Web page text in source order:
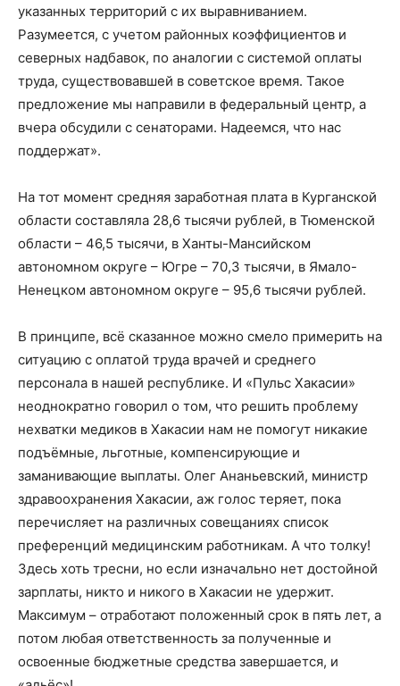
указанных территорий с их выравниванием.
Разумеется, с учетом районных коэффициентов и
северных надбавок, по аналогии с системой оплаты
труда, существовавшей в советское время. Такое
предложение мы направили в федеральный центр, а
вчера обсудили с сенаторами. Надеемся, что нас
поддержат».
На тот момент средняя заработная плата в Курганской
области составляла 28,6 тысячи рублей, в Тюменской
области – 46,5 тысячи, в Ханты-Мансийском
автономном округе – Югре – 70,3 тысячи, в Ямало-
Ненецком автономном округе – 95,6 тысячи рублей.
В принципе, всё сказанное можно смело примерить на
ситуацию с оплатой труда врачей и среднего
персонала в нашей республике. И «Пульс Хакасии»
неоднократно говорил о том, что решить проблему
нехватки медиков в Хакасии нам не помогут никакие
подъёмные, льготные, компенсирующие и
заманивающие выплаты. Олег Ананьевский, министр
здравоохранения Хакасии, аж голос теряет, пока
перечисляет на различных совещаниях список
преференций медицинским работникам. А что толку!
Здесь хоть тресни, но если изначально нет достойной
зарплаты, никто и никого в Хакасии не удержит.
Максимум – отработают положенный срок в пять лет, а
потом любая ответственность за полученные и
освоенные бюджетные средства завершается, и